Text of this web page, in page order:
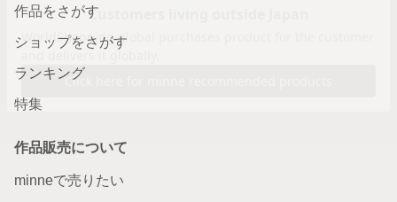
作品をさがす
ショップをさがす
ランキング
特集
作品販売について
minneで売りたい